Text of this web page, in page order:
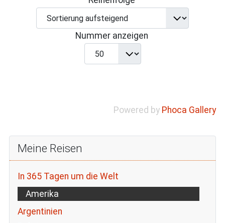
Nummer anzeigen
Powered by Phoca Gallery
Meine Reisen
In 365 Tagen um die Welt
Amerika
Argentinien